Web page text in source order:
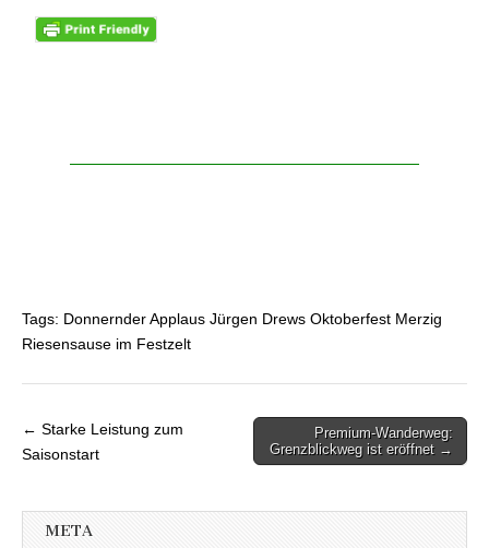
Tags: Donnernder Applaus Jürgen Drews Oktoberfest Merzig
Riesensause im Festzelt
Beitragsnavigation
← Starke Leistung zum
Saisonstart
Premium-Wanderweg:
Grenzblickweg ist eröffnet →
META